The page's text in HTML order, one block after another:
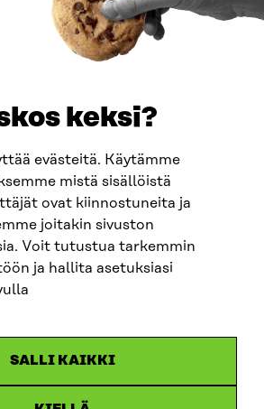
keksi?
evästeitä. Käytämme
mistä sisällöistä
ovat kiinnostuneita ja
joitakin sivuston
Voit tutustua tarkemmin
ja hallita asetuksiasi
SALLI KAIKKI